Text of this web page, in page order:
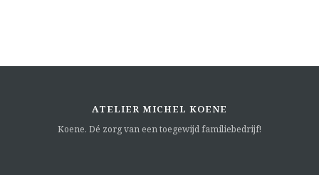
ATELIER MICHEL KOENE
Koene. Dé zorg van een toegewijd familiebedrijf!